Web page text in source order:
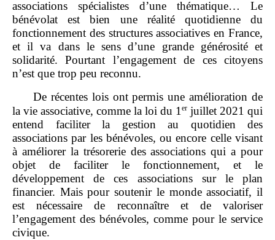
associations spécialistes d’une thématique… Le
bénévolat est bien une réalité quotidienne du
fonctionnement des structures associatives en France,
et il va dans le sens d’une grande générosité et
solidarité. Pourtant l’engagement de ces citoyens
n’est que trop peu reconnu.
De récentes lois ont permis une amélioration de
la vie associative, comme la loi du 1 er juillet 2021 qui
entend faciliter la gestion au quotidien des
associations par les bénévoles, ou encore celle visant
à améliorer la trésorerie des associations qui a pour
objet de faciliter le fonctionnement, et le
développement de ces associations sur le plan
financier. Mais pour soutenir le monde associatif, il
est nécessaire de reconnaître et de valoriser
l’engagement des bénévoles, comme pour le service
civique.